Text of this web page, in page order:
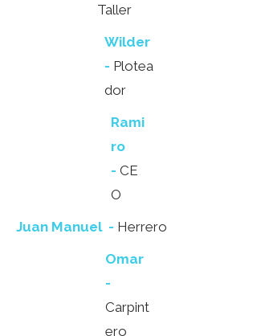
Taller
Wilder
- Plotea
dor
Rami
ro
- CE
O
Juan Manuel - Herrero
Omar
-
Carpint
ero